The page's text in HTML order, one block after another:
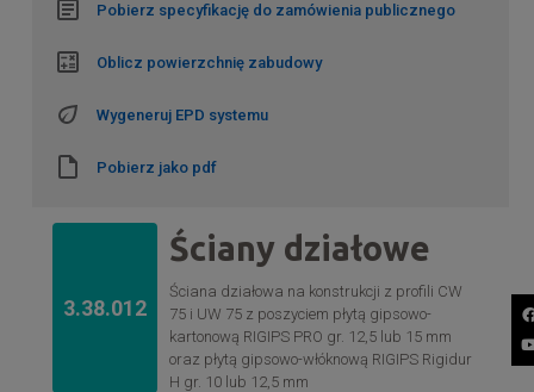
Pobierz specyfikację do zamówienia publicznego
Oblicz powierzchnię zabudowy
Wygeneruj EPD systemu
Pobierz jako pdf
3.38.012
Ściany działowe
Ściana działowa na konstrukcji z profili CW
75 i UW 75 z poszyciem płytą gipsowo-
kartonową RIGIPS PRO gr. 12,5 lub 15 mm
oraz płytą gipsowo-włóknową RIGIPS Rigidur
H gr. 10 lub 12,5 mm